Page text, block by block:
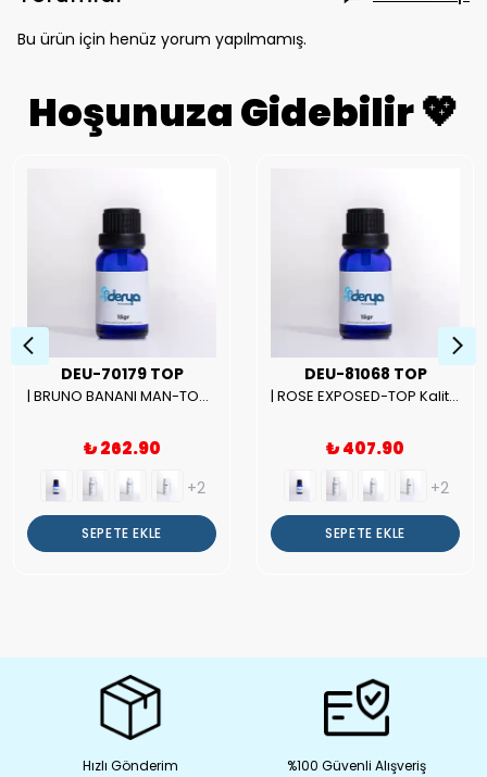
Bu ürün için henüz yorum yapılmamış.
Hoşunuza Gidebilir 💖
DEU-70179 TOP
| BRUNO BANANI MAN-TOP Kalite Erkek Parfüm Esansı.|
₺ 262.90
+2
SEPETE EKLE
DEU-81068 TOP
| ROSE EXPOSED-TOP Kalite Unısex Parfüm Esansı.|
₺ 407.90
+2
SEPETE EKLE
Hızlı Gönderim
%100 Güvenli Alışveriş